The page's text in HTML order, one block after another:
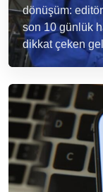
dönüşüm:
son 10 günlük
dikkat çeken